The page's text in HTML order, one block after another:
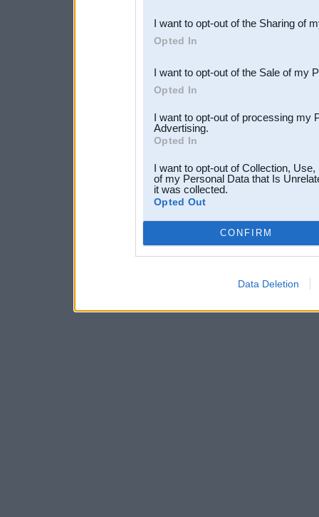
Downstream Participants
third parties.
I want to opt-out of the Sharing of
Opted In
I want to opt-out of the Sale of my
Opted In
I want to opt-out of processing my
Advertising.
Opted In
I want to opt-out of Collection,
of my Personal Data that Is
it was collected.
Opted Out
CONFIRM
Data Deletion